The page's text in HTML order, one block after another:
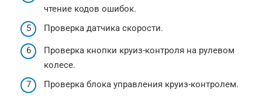
чтение кодов ошибок.
Проверка датчика скорости.
Проверка кнопки круиз-контроля на рулевом
колесе.
Проверка блока управления круиз-контролем.